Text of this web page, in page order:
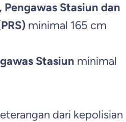
Stasiun dan
minimal 165 cm
Stasiun minimal
dari kepolisian